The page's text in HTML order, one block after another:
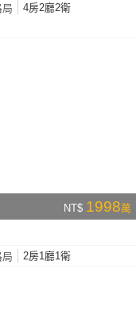
局
4房2廳2衛
NT$ 1998萬
局 2房1廳1衛